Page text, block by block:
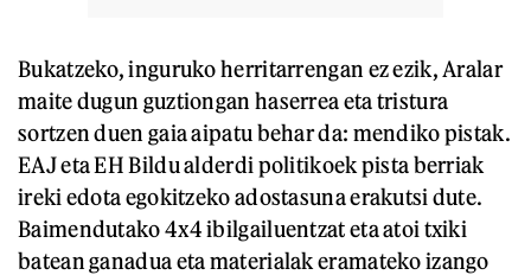
Bukatzeko, inguruko herritarrengan ez ezik, Aralar
maite dugun guztiongan haserrea eta tristura
sortzen duen gaia aipatu behar da: mendiko pistak.
EAJ eta EH Bildu alderdi politikoek pista berriak
ireki edota egokitzeko adostasuna erakutsi dute.
Baimendutako 4x4 ibilgailuentzat eta atoi txiki
batean ganadua eta materialak eramateko izango